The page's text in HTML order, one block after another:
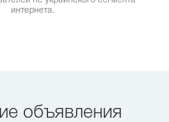
интернета.
объявления